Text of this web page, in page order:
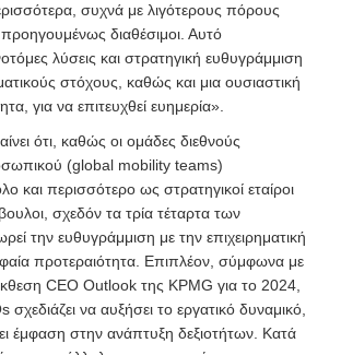
συχνά με λιγότερους πόρους
διαθέσιμοι. Αυτό
λύσεις και στρατηγική ευθυγράμμιση
στόχους, καθώς και μια ουσιαστική
για να επιτευχθεί ευημερία».
ότι, καθώς οι ομάδες διεθνούς
(global mobility teams)
και περισσότερο ως στρατηγικοί εταίροι
σχεδόν τα τρία τέταρτα των
την ευθυγράμμιση με την επιχειρηματική
προτεραιότητα. Επιπλέον, σύμφωνα με
CEO Outlook της KPMG για το 2024,
να αυξήσει το εργατικό δυναμικό,
έμφαση στην ανάπτυξη δεξιοτήτων. Κατά